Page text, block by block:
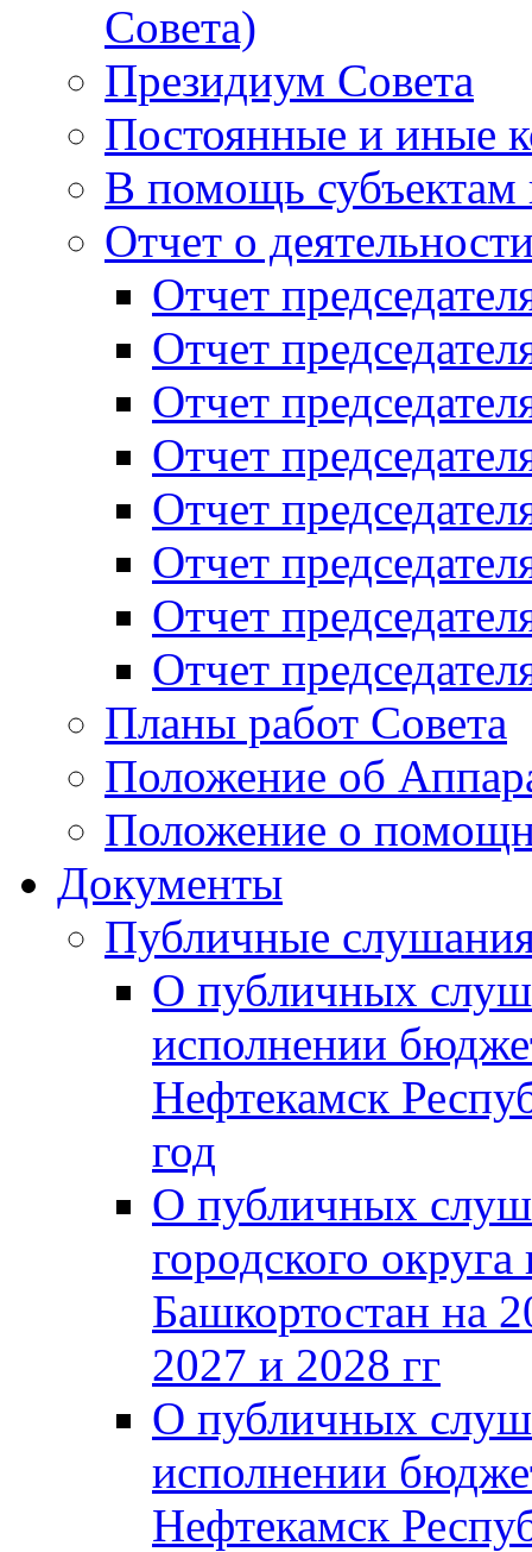
Совета)
Президиум Совета
Постоянные и иные
В помощь субъектам
Отчет о
Отчет
Отчет
Отчет
Отчет
Отчет
Отчет
Отчет
Отчет
Планы работ Совета
Положение об
Положение о
Документы
Публичные
О публичных
исполнении
Нефтекамск
год
О публичных
городского
Башкортостан на
2027 и 2028 гг
О публичных
исполнении
Нефтекамск